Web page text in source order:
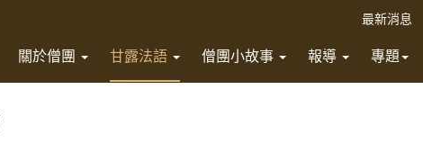
最新消息
關於僧團 甘露法語 僧團小故事 報導 專題